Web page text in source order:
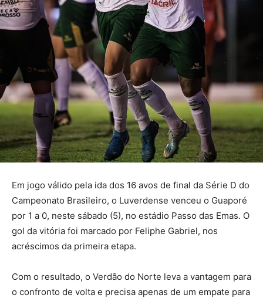
Em jogo válido pela ida dos 16 avos de final da Série D do
Campeonato Brasileiro, o Luverdense venceu o Guaporé
por 1 a 0, neste sábado (5), no estádio Passo das Emas. O
gol da vitória foi marcado por Feliphe Gabriel, nos
acréscimos da primeira etapa.
Com o resultado, o Verdão do Norte leva a vantagem para
o confronto de volta e precisa apenas de um empate para